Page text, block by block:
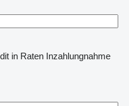
in Raten Inzahlungnahme